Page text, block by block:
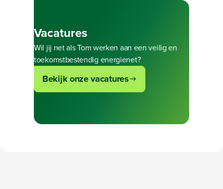
Vacatures
Wil jij net als Tom werken aan een veilig en
toekomstbestendig energienet?
Bekijk onze vacatures